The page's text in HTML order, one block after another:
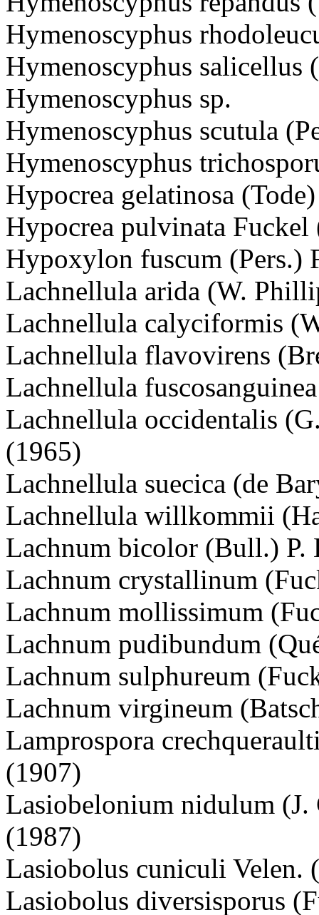
Hymenoscyphus
Hymenoscyphus salicellus
Hymenoscyphus sp.
Hymenoscyphus scutula
Hymenoscyphus
Hypocrea gelatinosa
Hypocrea pulvinata Fuckel
Hypoxylon fuscum (Pers.)
Lachnellula arida (W.
Lachnellula calyciformis
Lachnellula flavovirens
Lachnellula
Lachnellula occidentalis
(1965)
Lachnellula suecica (de
Lachnellula willkommii
Lachnum bicolor (Bull.) P.
Lachnum crystallinum
Lachnum mollissimum
Lachnum pudibundum
Lachnum sulphureum
Lachnum virgineum
Lamprospora
(1907)
Lasiobelonium nidulum
(1987)
Lasiobolus cuniculi Velen.
Lasiobolus diversisporus